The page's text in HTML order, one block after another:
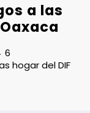
a las
6
hogar del DIF